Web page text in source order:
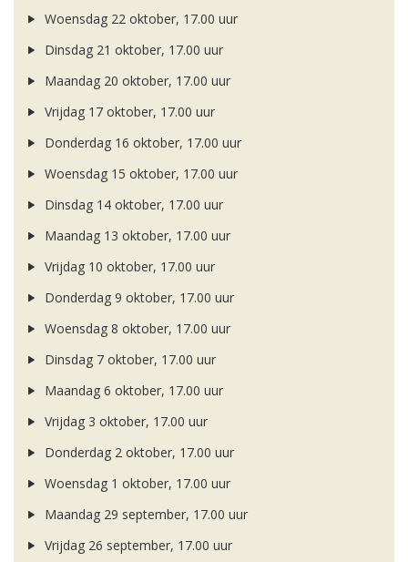
Woensdag 22 oktober, 17.00 uur
Dinsdag 21 oktober, 17.00 uur
Maandag 20 oktober, 17.00 uur
Vrijdag 17 oktober, 17.00 uur
Donderdag 16 oktober, 17.00 uur
Woensdag 15 oktober, 17.00 uur
Dinsdag 14 oktober, 17.00 uur
Maandag 13 oktober, 17.00 uur
Vrijdag 10 oktober, 17.00 uur
Donderdag 9 oktober, 17.00 uur
Woensdag 8 oktober, 17.00 uur
Dinsdag 7 oktober, 17.00 uur
Maandag 6 oktober, 17.00 uur
Vrijdag 3 oktober, 17.00 uur
Donderdag 2 oktober, 17.00 uur
Woensdag 1 oktober, 17.00 uur
Maandag 29 september, 17.00 uur
Vrijdag 26 september, 17.00 uur